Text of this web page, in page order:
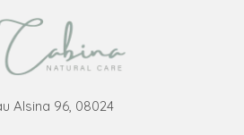
Alsina 96, 08024